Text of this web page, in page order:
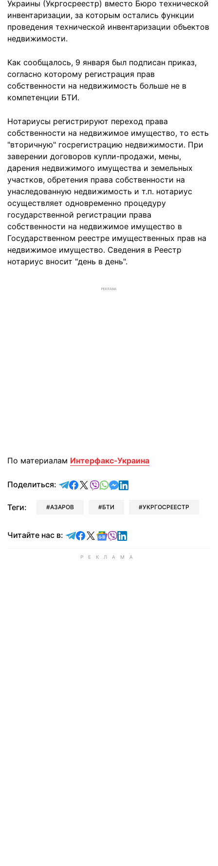
Украины (Укргосреестр) вместо Бюро технической
инвентаризации, за которым остались функции
проведения технической инвентаризации объектов
недвижимости.
Как сообщалось, 9 января был подписан приказ,
согласно которому регистрация прав
собственности на недвижимость больше не в
компетенции БТИ.
Нотариусы регистрируют переход права
собственности на недвижимое имущество, то есть
"вторичную" госрегистрацию недвижимости. При
заверении договоров купли-продажи, мены,
дарения недвижимого имущества и земельных
участков, обретения права собственности на
унаследованную недвижимость и т.п. нотариус
осуществляет одновременно процедуру
государственной регистрации права
собственности на недвижимое имущество в
Государственном реестре имущественных прав на
недвижимое имущество. Сведения в Реестр
нотариус вносит "день в день".
РЕКЛАМА
По материалам Интерфакс-Украина
Поделиться: отправить в Telegram
поделиться в Facebook
поделиться в X
отправить в Viber
отправить в Whatsapp
отправить в Messenger
отправить в LinkedIn
Теги: АЗАРОВ БТИ УКРГОСРЕЕСТР
Читайте нас в: Читайте в Telegram
Читайте в Facebook
Читайте в X
Читайте в Google news
Читайте в Viber
Читайте в LinkedIn